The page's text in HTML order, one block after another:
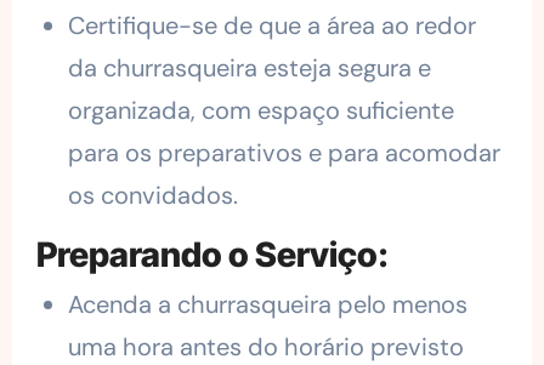
Certifique-se de que a área ao redor
da churrasqueira esteja segura e
organizada, com espaço suficiente
para os preparativos e para acomodar
os convidados.
Preparando o Serviço:
Acenda a churrasqueira pelo menos
uma hora antes do horário previsto